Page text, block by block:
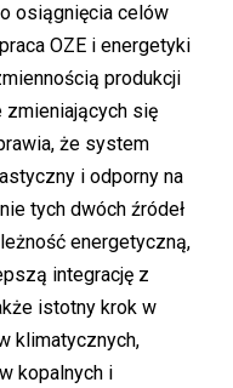
osiągnięcia celów
OZE i energetyki
produkcji
się
że system
i odporny na
tych dwóch źródeł
energetyczną,
integrację z
istotny krok w
klimatycznych,
kopalnych i